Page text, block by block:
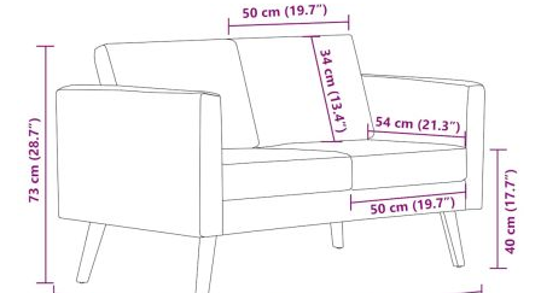
Цвят: Тъмносив
Материал: Дървена рамка +
висококачествена тъкан
Размер: 116 x 70 x 73 см (Д x Ш x В)
Височина на седалката от земята: 40 см
Размери на възглавницата за облягане: 50 x
34 x 15 см (Д x Ш x Деб)